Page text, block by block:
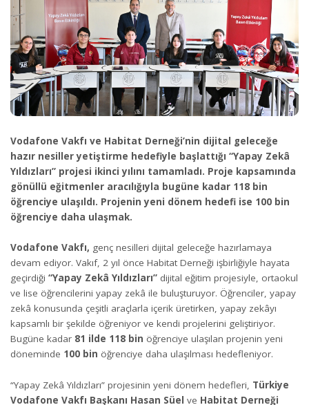
Vodafone Vakfı ve Habitat Derneği’nin dijital geleceğe
hazır nesiller yetiştirme hedefiyle başlattığı “Yapay Zekâ
Yıldızları” projesi ikinci yılını tamamladı. Proje kapsamında
gönüllü eğitmenler aracılığıyla bugüne kadar 118 bin
öğrenciye ulaşıldı. Projenin yeni dönem hedefi ise 100 bin
öğrenciye daha ulaşmak.
Vodafone Vakfı, genç nesilleri dijital geleceğe hazırlamaya
devam ediyor. Vakıf, 2 yıl önce Habitat Derneği işbirliğiyle hayata
geçirdiği “Yapay Zekâ Yıldızları” dijital eğitim projesiyle, ortaokul
ve lise öğrencilerini yapay zekâ ile buluşturuyor. Öğrenciler, yapay
zekâ konusunda çeşitli araçlarla içerik üretirken, yapay zekâyı
kapsamlı bir şekilde öğreniyor ve kendi projelerini geliştiriyor.
Bugüne kadar 81 ilde 118 bin öğrenciye ulaşılan projenin yeni
döneminde 100 bin öğrenciye daha ulaşılması hedefleniyor.
“Yapay Zekâ Yıldızları” projesinin yeni dönem hedefleri, Türkiye
Vodafone Vakfı Başkanı Hasan Süel ve Habitat Derneği